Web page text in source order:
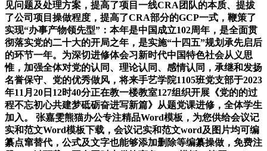
见问题及处理方案，提高了项目一线CRA团队的本质、提拔
了公司项目操做程度，提高了CRA部分的GCP一式，鞭策了
实现“办事产物领先型”：本年是中国成立102周年，是全面贯
彻落实党的二十大的开局之年，是实施“十四五”规划承先启后
的环节一年。为深切进修体会习新时代中国特色社会从义思
惟，加强全体对党的认同、理论认同、感情认同，承继和发扬
名誉保守、党的优秀做风，将来手艺学院1105班党支部于2023
年11月20日12时40分正在教一楼教室127组织开展《党的的过
程不忘初心共建梦砥砺奋进写新篇》从题党课进修，全体学生
加入。 张嘉雯熊猫办公专注精品Word模板，为您供给会议记
实和范文Word模板下载，会议记实和范文word及图片均可编
纂点窜替代，公式及文字也能够添加删除等编纂操做，免费注